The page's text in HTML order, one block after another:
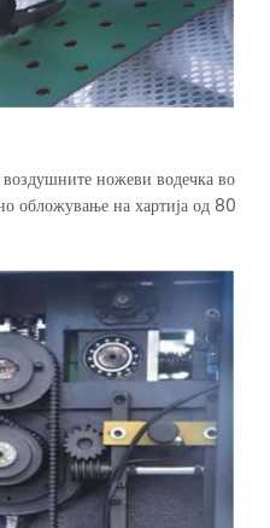
ножеви водечка во
обложување на хартија од 80